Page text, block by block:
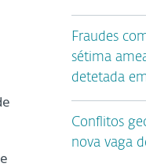
Fraudes
sétima
detetada
Conflitos
nova vaga